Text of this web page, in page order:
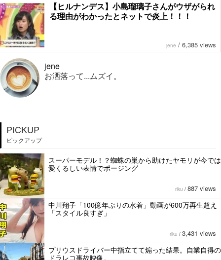
【ヒルナンデス】小島瑠璃子さんがウザがられ
る理由がわかったとネットで炎上！！！
jene / 6,385 views
jene
お洒落って...ムズイ。
PICKUP
ピックアップ
スーパーモデル！？蜘蛛の巣から助けたヤモリが今では
愛くるしい表情でポージング
riku / 887 views
中川翔子「100億年ぶりの水着」動画が600万再生超え
「スタイル良すぎ」
riku / 3,431 views
プリウスドライバー中指立てて煽った結果。自業自得の
ドラレコ事故映像。